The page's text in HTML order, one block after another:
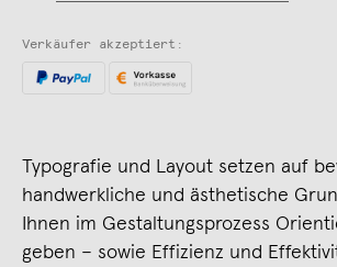
Verkäufer akzeptiert:
Typografie und Layout setzen auf
handwerkliche und ästhetische
Ihnen im Gestaltungsprozess
geben – sowie Effizienz und